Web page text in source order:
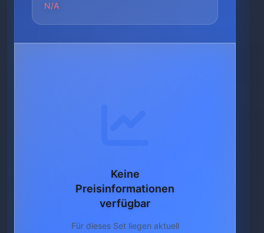
N/A
Keine
Preisinformationen
verfügbar
Für dieses Set liegen aktuell